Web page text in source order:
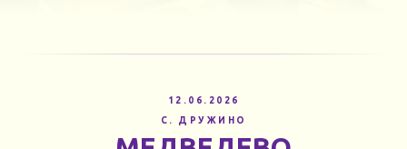
12.06.2026
С. ДРУЖИНО